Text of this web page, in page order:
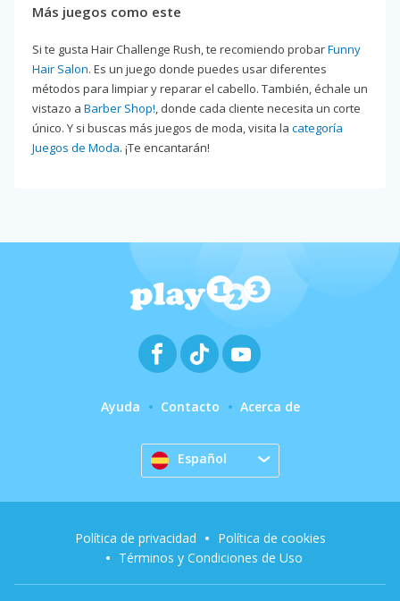
Más juegos como este
Si te gusta Hair Challenge Rush, te recomiendo probarFunny
Hair Salon. Es un juego donde puedes usar diferentes
métodos para limpiar y reparar el cabello. También, échale un
vistazo a Barber Shop!, donde cada cliente necesita un corte
único. Y si buscas más juegos de moda, visita la categoría
Juegos de Moda. ¡Te encantarán!
Ayuda Contacto Acerca de
Español
Política de privacidad
Política de cookies
Términos y Condiciones de Uso